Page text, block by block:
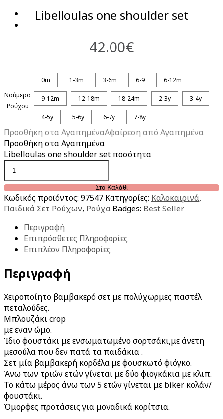
Libelloulas one shoulder set
42.00€
Νούμερο
Ρούχου
0m 1-3m 3-6m 6-9 6-12m
9-12m 12-18m 18-24m 2-3y 3-4y
4-5y 5-6y 6-7y 7-8y
Προσθήκη στα ΑγαπημέναΑφαίρεση από Αγαπημένα
Προσθήκη στα Αγαπημένα
Libelloulas one shoulder set ποσότητα
Στο Καλάθι
Κωδικός προϊόντος: 97547 Κατηγορίες: Καλοκαιρινά,
Παιδικά Σετ Ρούχων, Ρούχα Badges: Best Seller
Περιγραφή
Επιπρόσθετες Πληροφορίες
Επιπλέον Πληροφορίες
Περιγραφή
Χειροποίητο βαμβακερό σετ με πολύχωρμες παστέλ
πεταλούδες.
Μπλουζάκι crop
με εναν ώμο.
Ίδιο φουστάκι με ενσωματωμένο σορτσάκι,με άνετη
μεσούλα που δεν πατά τα παιδάκια .
Σετ μία βαμβακερή κορδέλα με φουσκωτό φιόγκο.
Άνω των τριών ετών γίνεται με δύο φιογκάκια με κλιπ.
Το κάτω μέρος άνω των 5 ετών γίνεται με biker κολάν/
φουστάκι.
Όμορφες προτάσεις για μοναδικά κορίτσια.